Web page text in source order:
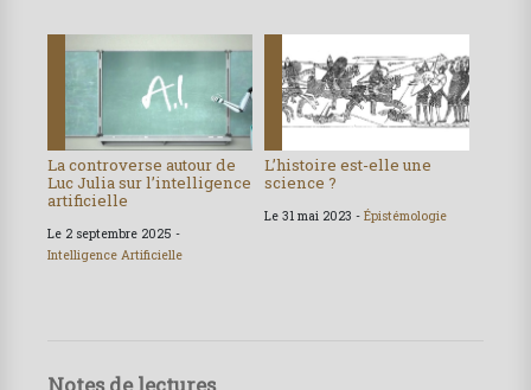
La controverse autour de
Luc Julia sur l’intelligence
artificielle
Le 2 septembre 2025 -
Intelligence Artificielle
L’histoire est-elle une
science ?
Le 31 mai 2023 - Épistémologie
Notes de lectures